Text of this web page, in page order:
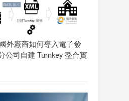
外廠商如何導入電子發
公司自建 Turnkey 整合實